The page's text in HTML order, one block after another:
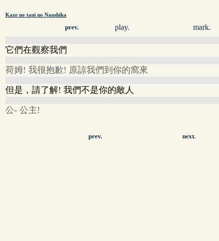
Kaze no tani no Naushika
prev. play. mark.
它們在觀察我們
荷姆! 我很抱歉! 原諒我們到你的窩來
但是，請了解! 我們不是你的敵人
公- 公主!
prev. next.